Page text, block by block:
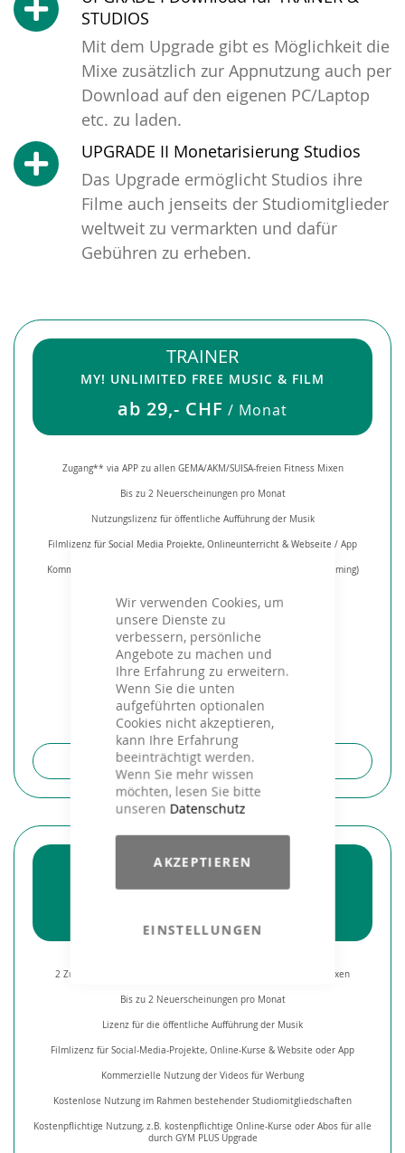
Wir verwenden Cookies, um
unsere Dienste zu
verbessern, persönliche
Angebote zu machen und
Ihre Erfahrung zu erweitern.
Wenn Sie die unten
aufgeführten optionalen
Cookies nicht akzeptieren,
kann Ihre Erfahrung
beeinträchtigt werden.
Wenn Sie mehr wissen
möchten, lesen Sie bitte
unseren Datenschutz
AKZEPTIEREN
EINSTELLUNGEN
STUDIOS
Mit dem Upgrade gibt es Möglichkeit die
Mixe zusätzlich zur Appnutzung auch per
Download auf den eigenen PC/Laptop
etc. zu laden.
UPGRADE II Monetarisierung Studios
Das Upgrade ermöglicht Studios ihre
Filme auch jenseits der Studiomitglieder
weltweit zu vermarkten und dafür
Gebühren zu erheben.
TRAINER
MY! UNLIMITED FREE MUSIC & FILM
ab 29,- CHF / Monat
Zugang** via APP zu allen GEMA/AKM/SUISA-freien Fitness Mixen
Bis zu 2 Neuerscheinungen pro Monat
Nutzungslizenz für öffentliche Aufführung der Musik
Filmlizenz für Social Media Projekte, Onlineunterricht & Webseite / App
Kommerzielle Verwendung der Videos / direkter Verkauf (per Streaming)
Pitch-Control
Erstellen individueller Playlisten
Mix-Tool
ZUM PRODUKT
STUDIO
MY! UNLIMITED FREE MUSIC & FILM
2 Zugänge** via APP zu allen GEMA/AKM/SUISA-freien Fitness Mixen
Bis zu 2 Neuerscheinungen pro Monat
Lizenz für die öffentliche Aufführung der Musik
Filmlizenz für Social-Media-Projekte, Online-Kurse & Website oder App
Kommerzielle Nutzung der Videos für Werbung
Kostenlose Nutzung im Rahmen bestehender Studiomitgliedschaften
Kostenpflichtige Nutzung, z.B. kostenpflichtige Online-Kurse oder Abos für alle
durch GYM PLUS Upgrade